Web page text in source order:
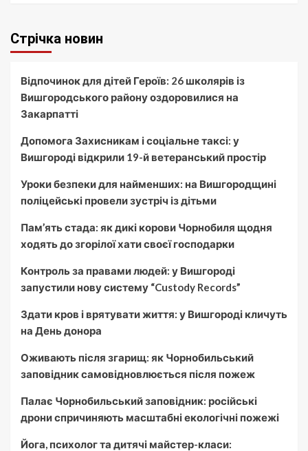
Стрічка новин
Відпочинок для дітей Героїв: 26 школярів із
Вишгородського району оздоровилися на
Закарпатті
Допомога Захисникам і соціальне таксі: у
Вишгороді відкрили 19-й ветеранський простір
Уроки безпеки для найменших: на Вишгородщині
поліцейські провели зустріч із дітьми
Пам’ять стада: як дикі корови Чорнобиля щодня
ходять до згорілої хати своєї господарки
Контроль за правами людей: у Вишгороді
запустили нову систему “Custody Records”
Здати кров і врятувати життя: у Вишгороді кличуть
на День донора
Оживають після згарищ: як Чорнобильський
заповідник самовідновлюється після пожеж
Палає Чорнобильський заповідник: російські
дрони спричиняють масштабні екологічні пожежі
Йога, психолог та дитячі майстер-класи: